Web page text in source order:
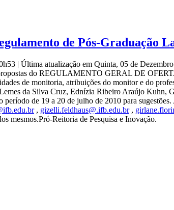
de Pós-Graduação
| Última atualização em Quinta, 05 de
propostas do REGULAMENTO GERAL DE
de monitoria, atribuições do monitor e do
da Silva Cruz, Ednízia Ribeiro Araújo Kuhn,
de 19 a 20 de julho de 2010 para
, gizelli.feldhaus@.ifb.edu.br,
mesmos.Pró-Reitoria de Pesquisa e Inovação.